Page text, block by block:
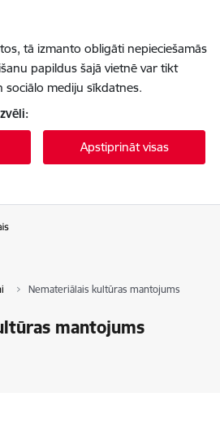
tā izmanto obligāti nepieciešamās
papildus šajā vietnē var tikt
mediju sīkdatnes.
Apstiprināt visas
Nemateriālais kultūras mantojums
mantojums